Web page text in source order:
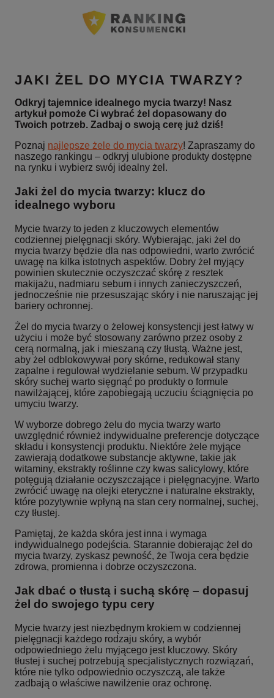
JAKI ŻEL DO MYCIA TWARZY?
Odkryj tajemnice idealnego mycia twarzy! Nasz
artykuł pomoże Ci wybrać żel dopasowany do
Twoich potrzeb. Zadbaj o swoją cerę już dziś!
Poznaj najlepsze żele do mycia twarzy! Zapraszamy do
naszego rankingu – odkryj ulubione produkty dostępne
na rynku i wybierz swój idealny żel.
Jaki żel do mycia twarzy: klucz do
idealnego wyboru
Mycie twarzy to jeden z kluczowych elementów
codziennej pielęgnacji skóry. Wybierając, jaki żel do
mycia twarzy będzie dla nas odpowiedni, warto zwrócić
uwagę na kilka istotnych aspektów. Dobry żel myjący
powinien skutecznie oczyszczać skórę z resztek
makijażu, nadmiaru sebum i innych zanieczyszczeń,
jednocześnie nie przesuszając skóry i nie naruszając jej
bariery ochronnej.
Żel do mycia twarzy o żelowej konsystencji jest łatwy w
użyciu i może być stosowany zarówno przez osoby z
cerą normalną, jak i mieszaną czy tłustą. Ważne jest,
aby żel odblokowywał pory skórne, redukował stany
zapalne i regulował wydzielanie sebum. W przypadku
skóry suchej warto sięgnąć po produkty o formule
nawilżającej, które zapobiegają uczuciu ściągnięcia po
umyciu twarzy.
W wyborze dobrego żelu do mycia twarzy warto
uwzględnić również indywidualne preferencje dotyczące
składu i konsystencji produktu. Niektóre żele myjące
zawierają dodatkowe substancje aktywne, takie jak
witaminy, ekstrakty roślinne czy kwas salicylowy, które
potęgują działanie oczyszczające i pielęgnacyjne. Warto
zwrócić uwagę na olejki eteryczne i naturalne ekstrakty,
które pozytywnie wpłyną na stan cery normalnej, suchej,
czy tłustej.
Pamiętaj, że każda skóra jest inna i wymaga
indywidualnego podejścia. Starannie dobierając żel do
mycia twarzy, zyskasz pewność, że Twoja cera będzie
zdrowa, promienna i dobrze oczyszczona.
Jak dbać o tłustą i suchą skórę – dopasuj
żel do swojego typu cery
Mycie twarzy jest niezbędnym krokiem w codziennej
pielęgnacji każdego rodzaju skóry, a wybór
odpowiedniego żelu myjącego jest kluczowy. Skóry
tłustej i suchej potrzebują specjalistycznych rozwiązań,
które nie tylko odpowiednio oczyszczą, ale także
zadbają o właściwe nawilżenie oraz ochronę.